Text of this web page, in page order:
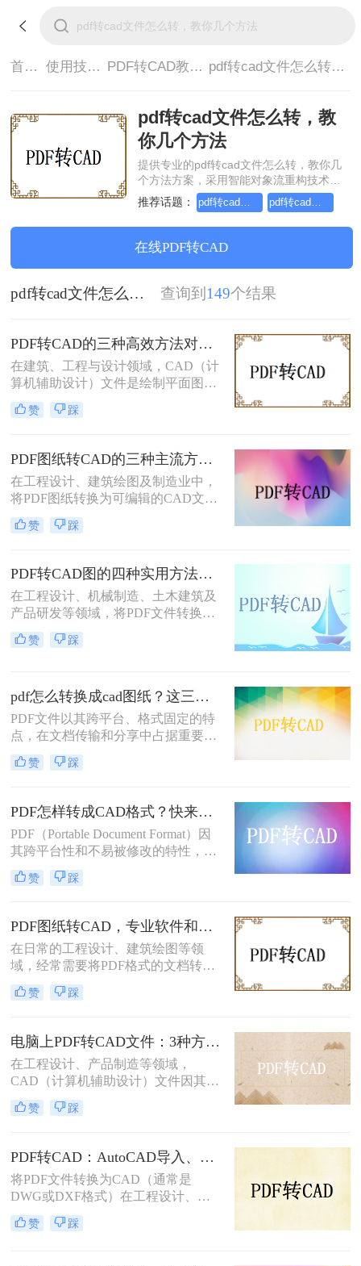
首页> 使用技巧> PDF转CAD教程> pdf转cad文件怎么转，教你几个方法
pdf转cad文件怎么转，教
你几个方法
提供专业的pdf转cad文件怎么转，教你几
个方法方案，采用智能对象流重构技术，
确保文档1:1高保真还原且排版不乱码。支
持一键批量处理，全链路 SSL 加密保障隐
私安全。助您快速实现pdf转cad文件怎么
转，教你几个方法，无需安装，高效办
公。
推荐话题：
在线PDF转CAD
pdf转cad文件怎么转，教你几个方法 查询到 149个结果
PDF转CAD的三种高效方法对比：精准转换、可编辑、保图层！
在建筑、工程与设计领域，CAD（计
算机辅助设计）文件是绘制平面图、
结构图及施工图的核心载体。然而，
我们经常收到客户或协作方发来的
接用 CAD 软件编辑。因此，将 PDF
转换为可编辑的 DWG/DXF 格式 成
为设计人员的刚需。但转换质量参差
不齐：有的丢失线条，有的图层混
乱，甚至文字变成乱码。本文从 转换
精度、图层保留、操作难度、文件安
您快速选出最适合的那一款。
赞 踩
PDF图纸转CAD的三种主流方法对比（2026实用版）：选对工具效率翻倍！
在工程设计、建筑绘图及制造业中，
将PDF图纸转换为可编辑的CAD文件
是高频刚需。面对多种转换途径，如
何根据自身场景快速选择？本文先给
逐一详解操作步骤，助你高效决策。
赞 踩
PDF转CAD图的四种实用方法对比（2026最新版）：按需选择，效率至上！
在工程设计、机械制造、土木建筑及
产品研发等领域，将PDF文件转换为
可编辑的CAD图纸（DWG/DXF）是
一项极其常见的操作。CAD（计算机
形，而这些图形广泛用于生产制造、
施工落地等环节。面对不同格式、不
同复杂度的PDF图纸，如何选择最合
成果质量。本文先给出四种主流方法
赞 踩
pdf怎么转换成cad图纸？这三种方法不妨试试！
PDF文件以其跨平台、格式固定的特
点，在文档传输和分享中占据重要地
位。然而，当需要对PDF中的图纸进
行编辑或设计时，通常需要将其转换
CAD图纸呢？本文将为您介绍三种实
用的pdf转cad图纸的方法，帮助您轻
松实现这一目标。
赞 踩
PDF怎样转成CAD格式？快来学习这2个实用方法吧！
PDF（Portable Document Format）因
其跨平台性和不易被修改的特性，在
工程图纸的分享和存储中广泛应用。
然而，在工程设计和制造领域，
因其可编辑性和精确性成为行业标
准。因此，将PDF图纸转换成CAD格
式成为许多设计师和工程师的常见需
求。那么PDF怎样转成CAD格式呢？
本文将介绍两种将PDF转换成CAD格
式的方法。
赞 踩
PDF图纸转CAD，专业软件和AutoCAD导入哪个更合适！
在日常的工程设计、建筑绘图等领
域，经常需要将PDF格式的文档转换
为CAD（Computer-Aided Design）文
件，以便进行进一步的编辑和修改。
内容稳定性而广受欢迎，但CAD文件
则因其专业的绘图和编辑功能而备受
青睐。那么PDF文件怎么转换成CAD
文件呢？本文将介绍两种将PDF文件
转换为CAD文件的方法。
赞 踩
电脑上PDF转CAD文件：3种方法按文件大小选，大的别用在线工具！
在工程设计、产品制造等领域，
CAD（计算机辅助设计）文件因其强
大的图形处理与设计能力发挥着不可
替代的作用。然而，有时我们拿到的
一步的编辑和设计，需要将其转换为
CAD格式。那么电脑上怎么把pdf转
换成cad呢？本文将介绍三种将PDF转
换成CAD的方法。
赞 踩
PDF转CAD：AutoCAD导入、在线工具和桌面软件，哪个更适合你！
将PDF文件转换为CAD（通常是
DWG或DXF格式）在工程设计、建
筑规划等领域中是一个常见的需求。
那么pdf如何转cad文件呢？本文将介
赞 踩